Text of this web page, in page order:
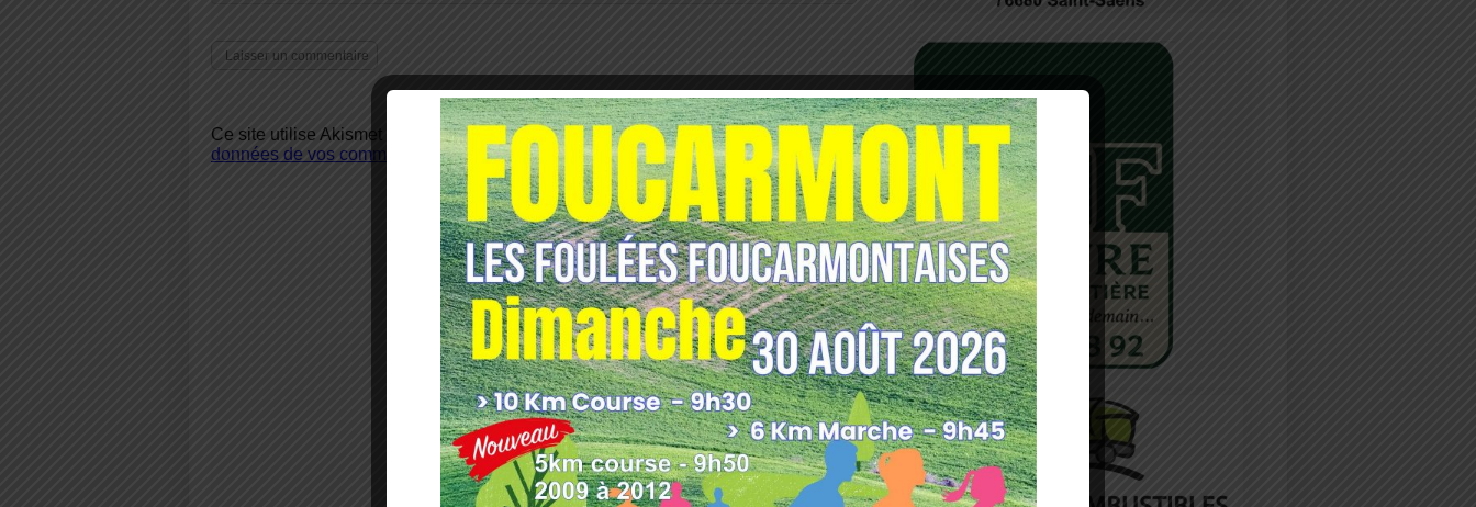
Ce site utilise Akismet pour réduire les indésirables.En savoir plus sur comment les
données de vos commentaires sont utilisées
.